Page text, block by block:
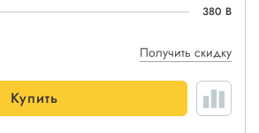
380 В
Получить скидку
Купить